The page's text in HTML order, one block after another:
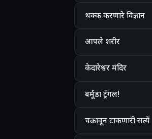
थक्क करणारे विज्ञान
आपले शरीर
केदारेश्वर मंदिर
बर्मूडा ट्रँगल!
चक्रावून टाकणारी सत्यें